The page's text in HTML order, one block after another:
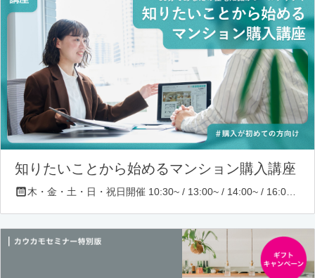
知りたいことから始めるマンション購入講座